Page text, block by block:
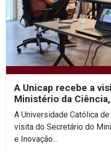
A Unicap recebe a
Ministério da
(MCTI)
A Universidade Católica
visita do Secretário do
e Inovação...